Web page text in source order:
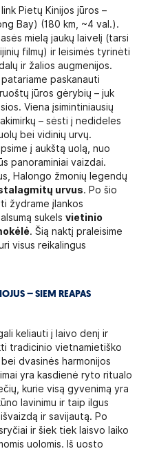
Pietų Kinijos jūros –
Bay) (180 km, ~4 val.).
mielą jaukų laivelį (tarsi
filmų) ir leisimės tyrinėti
ir žalios augmenijos.
paskanauti
jūros gėrybių – juk
Viena įsimintiniausių
– sėsti į nedideles
bei vidinių urvų.
į aukštą uolą, nuo
panoraminiai vaizdai.
Halongo žmonių legendų
urvus. Po šio
žydrame įlankos
sukelsvietinio
. Šią naktį praleisime
visus reikalingus
– SIEM REAPAS
keliauti į laivo denį ir
tradicinio vietnamietiško
dvasinės harmonijos
yra kasdienė ryto ritualo
kurie visą gyvenimą yra
lavinimu ir taip ilgus
ir savijautą. Po
ir šiek tiek laisvo laiko
uolomis. Iš uosto